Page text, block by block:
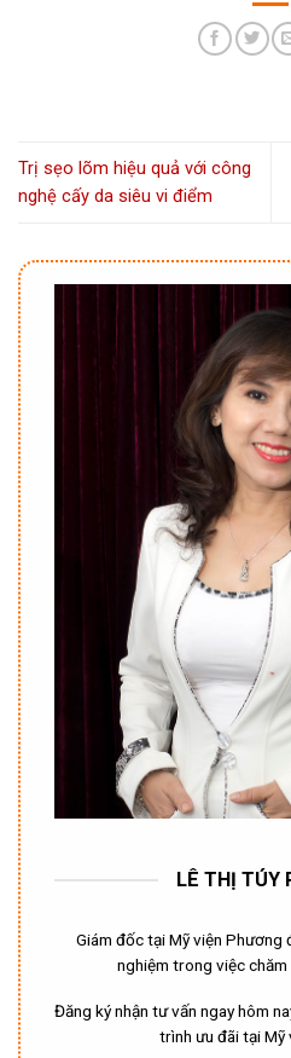
Trị sẹo lõm hiệu quả với công
nghệ cấy da siêu vi điểm
LÊ THỊ TÚY
Giám đốc tại Mỹ viện Phương
nghiệm trong việc chăm
Đăng ký nhận tư vấn ngay hôm
trình ưu đãi tại Mỹ